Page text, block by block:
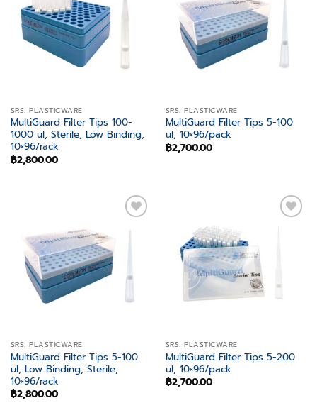
SRS. PLASTICWARE
MultiGuard Filter Tips 100-
1000 ul, Sterile, Low Binding,
10×96/rack
฿2,800.00
SRS. PLASTICWARE
MultiGuard Filter Tips 5-100
ul, 10×96/pack
฿2,700.00
Add to
SRS. PLASTICWARE
MultiGuard Filter Tips 5-100
ul, Low Binding, Sterile,
10×96/rack
฿2,800.00
SRS. PLASTICWARE
MultiGuard Filter Tips 5-200
ul, 10×96/pack
฿2,700.00